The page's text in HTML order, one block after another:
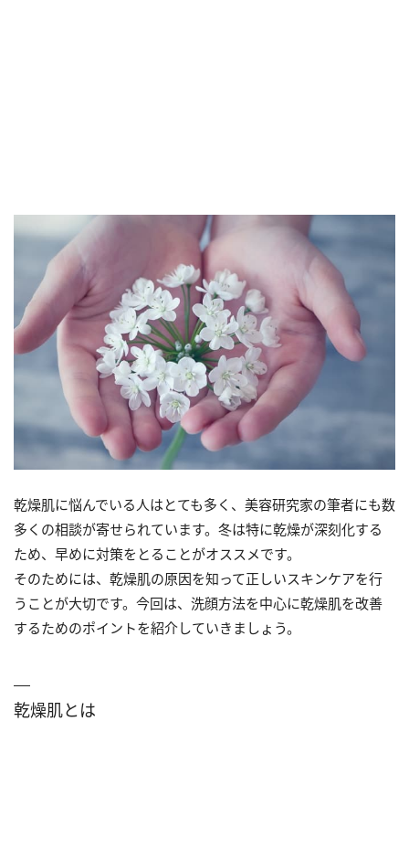
乾燥肌に悩んでいる人はとても多く、美容研究家の筆者にも数
多くの相談が寄せられています。冬は特に乾燥が深刻化する
ため、早めに対策をとることがオススメです。
そのためには、乾燥肌の原因を知って正しいスキンケアを行
うことが大切です。今回は、洗顔方法を中心に乾燥肌を改善
するためのポイントを紹介していきましょう。
乾燥肌とは